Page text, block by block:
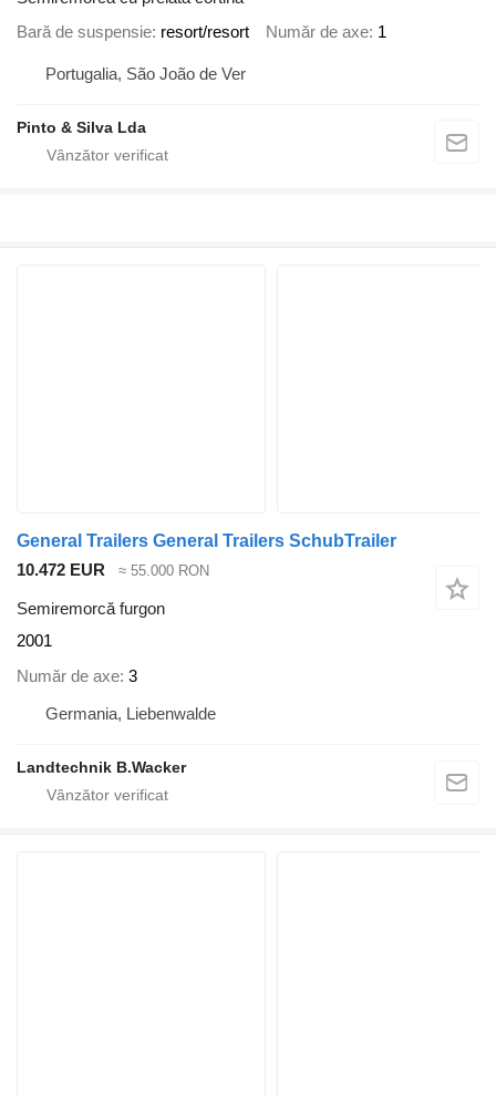
Bară de suspensie resort/resort Număr de axe 1
Portugalia, São João de Ver
Pinto & Silva Lda
General Trailers General Trailers SchubTrailer
10.472 EUR
≈ 55.000 RON
Semiremorcă furgon
2001
Număr de axe 3
Germania, Liebenwalde
Landtechnik B.Wacker